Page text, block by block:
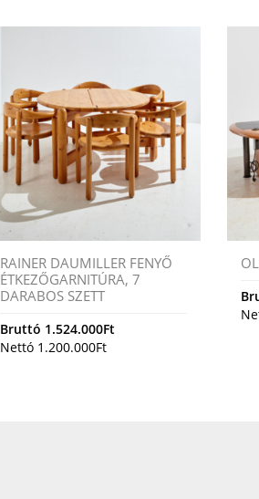
RAINER DAUMILLER FENYŐ
ÉTKEZŐGARNITÚRA, 7
DARABOS SZETT
Bruttó 1.524.000Ft
Nettó 1.200.000Ft